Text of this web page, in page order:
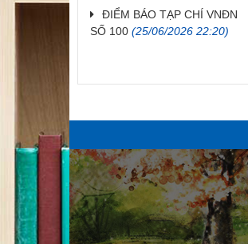
ĐIỂM BÁO TẠP CHÍ VNĐN
SỐ 100 (25/06/2026 22:20)